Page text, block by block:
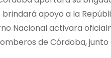
apoyo a la
Nacional activara
de Córdoba, junto